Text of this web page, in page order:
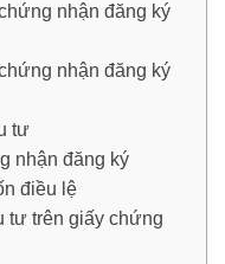
nhận đăng ký
nhận đăng ký
tư
nhận đăng ký
điều lệ
tư trên giấy chứng